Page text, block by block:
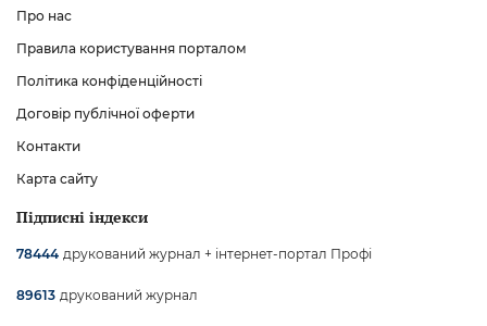
Про нас
Правила користування порталом
Політика конфіденційності
Договір публічної оферти
Контакти
Карта сайту
Підписні індекси
78444 друкований журнал + інтернет-портал Профі
89613 друкований журнал